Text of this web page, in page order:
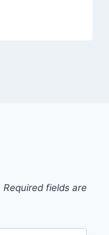
Required fields are